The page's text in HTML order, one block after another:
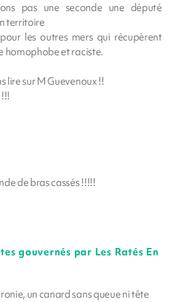
pas une seconde une député
territoire
les outres mers qui récupèrent
homophobe et raciste.
lire sur M Guevenoux !!
de bras cassés !!!!!
gouvernés par Les Ratés En
un canard sans queue ni tête